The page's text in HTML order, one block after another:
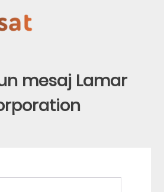
mesaj Lamar